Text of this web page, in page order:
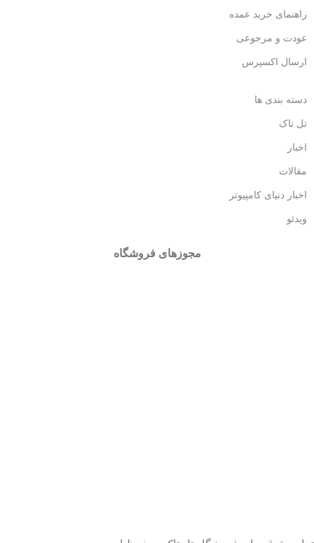
راهنمای خرید عمده
عودت و مرجوعی
ارسال اکسپرس
دسته بندی ها
تل تاک
اخبار
مقالات
اخبار دنیای کامپیوتر
ویدئو
مجوزهای فروشگاه